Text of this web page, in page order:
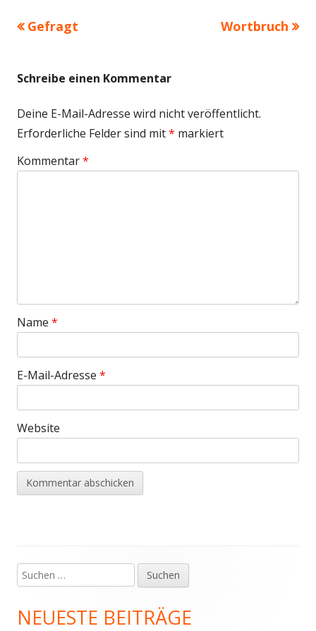
Beitragsnavigation
Vorheriger
Gefragt
Nächster
Wortbruch
Schreibe einen Kommentar
Deine E-Mail-Adresse wird nicht veröffentlicht.
Erforderliche Felder sind mit* markiert
Kommentar*
Name *
E-Mail-Adresse *
Website
Haupt-
Seitenleiste
Suchen
nach:
NEUESTE BEITRÄGE